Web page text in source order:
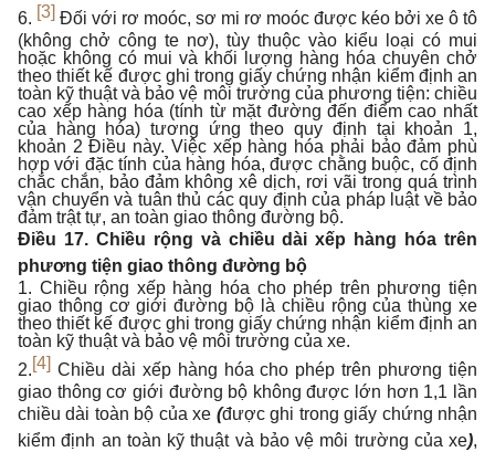
6. [3] Đối với rơ moóc, sơ mi rơ moóc được kéo bởi xe ô tô
(không chở công te nơ), tùy thuộc vào kiểu loại có mui
hoặc không có mui và khối lượng hàng hóa chuyên chở
theo thiết kế được ghi trong giấy chứng nhận kiểm định an
toàn kỹ thuật và bảo vệ môi trường của phương tiện: chiều
cao xếp hàng hóa (tính từ mặt đường đến điểm cao nhất
của hàng hóa) tương ứng theo quy định tại khoản 1,
khoản 2 Điều này. Việc xếp hàng hóa phải bảo đảm phù
hợp với đặc tính của hàng hóa, được chằng buộc, cố định
chắc chắn, bảo đảm không xê dịch, rơi vãi trong quá trình
vận chuyển và tuân thủ các quy định của pháp luật về bảo
đảm trật tự, an toàn giao thông đường bộ.
Điều 17. Chiều rộng và chiều dài xếp hàng hóa trên
phương tiện giao thông đường bộ
1. Chiều rộng xếp hàng hóa cho phép trên phương tiện
giao thông cơ giới đường bộ là chiều rộng của thùng xe
theo thiết kế được ghi trong giấy chứng nhận kiểm định an
toàn kỹ thuật và bảo vệ môi trường của xe.
2.[4] Chiều dài xếp hàng hóa cho phép trên phương tiện
giao thông cơ giới đường bộ không được lớn hơn 1,1 lần
chiều dài toàn bộ của xe (được ghi trong giấy chứng nhận
kiểm định an toàn kỹ thuật và bảo vệ môi trường của xe),